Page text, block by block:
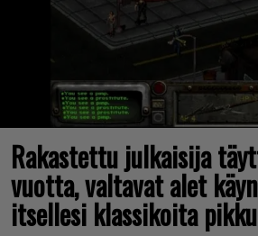
Rakastettu julkaisija
vuotta, valtavat alet
itsellesi klassikoita